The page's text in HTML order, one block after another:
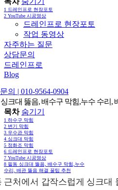
1 드레인프로 현장포토
2 YouTube 시공영상
드레인프로 현장포토
작업 동영상
자주하는 질문
상담문의
드레인프로
Blog
의 | 010-9564-0904
크대 뚫음, 배수구 막힘,누수 수리,
목차 숨기기
1 하수구 막힘
2 변기 막힘
3 우수관 막힘
4 싱크대 막힘
5 정화조 막힘
6 드레인프로 현장포토
7 YouTube 시공영상
8 필동 싱크대 뚫음, 배수구 막힘,누수
수리, 배관 뚫음 해결 꿀팁 추천
근처에서 갑작스럽게 싱크대